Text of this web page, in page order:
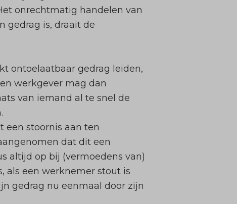
onrechtmatig handelen van
gedrag is, draait de
ontoelaatbaar gedrag leiden,
werkgever mag dan
van iemand al te snel de
een stoornis aan ten
dat dit een
altijd op bij (vermoedens van)
als een werknemer stout is
gedrag nu eenmaal door zijn